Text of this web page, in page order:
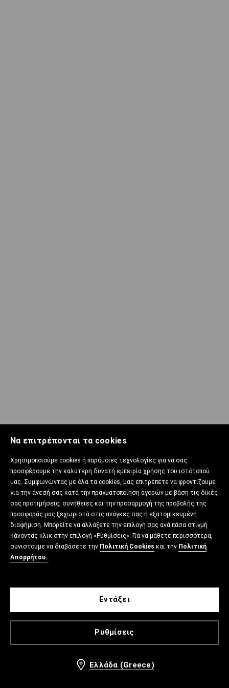
Να επιτρέπονται τα cookies
Χρησιμοποιούμε cookies ή παρόμοιες τεχνολογίες για να σας
προσφέρουμε την καλύτερη δυνατή εμπειρία χρήσης του ιστότοπού
μας. Συμφωνώντας με όλα τα cookies, μας επιτρέπετε να φροντίζουμε
για την άνεσή σας κατά την πραγματοποίηση αγορών με βάση τις δικές
σας προτιμήσεις, συνήθειες και την προσαρμογή της προβολής της
προσφοράς μας ξεχωριστά στις ανάγκες σας ή εξατομικευμένη
διαφήμιση. Μπορείτε να αλλάξετε την επιλογή σας ανά πάσα στιγμή
κάνοντας κλικ στην επιλογή «Ρυθμίσεις». Για να μάθετε περισσότερα,
συνιστούμε να διαβάσετε την Πολιτική Cookies και την Πολιτική
Απορρήτου.
Ρυθμίσεις
Εντάξει
Ελλάδα (Greece)